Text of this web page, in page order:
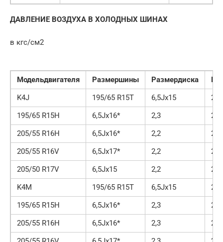
ДАВЛЕНИЕ ВОЗДУХА В ХОЛОДНЫХ ШИНАХ
в кгс/см2
Модельдвигателя Размершины Размердиска
K4J
195/65 R15T 6,5Jx15
2,2
195/65 R15H
6,5Jx16* 2,3
2
205/55 R16H
6,5Jx16* 2,2
2
205/55 R16V
6,5Jx17* 2,2
2
205/50 R17V
6,5Jx15 2,2
2
K4M
195/65 R15T 6,5Jx15
2,3
195/65 R15H
6,5Jx16* 2,3
2
205/55 R16H
6,5Jx16* 2,3
2